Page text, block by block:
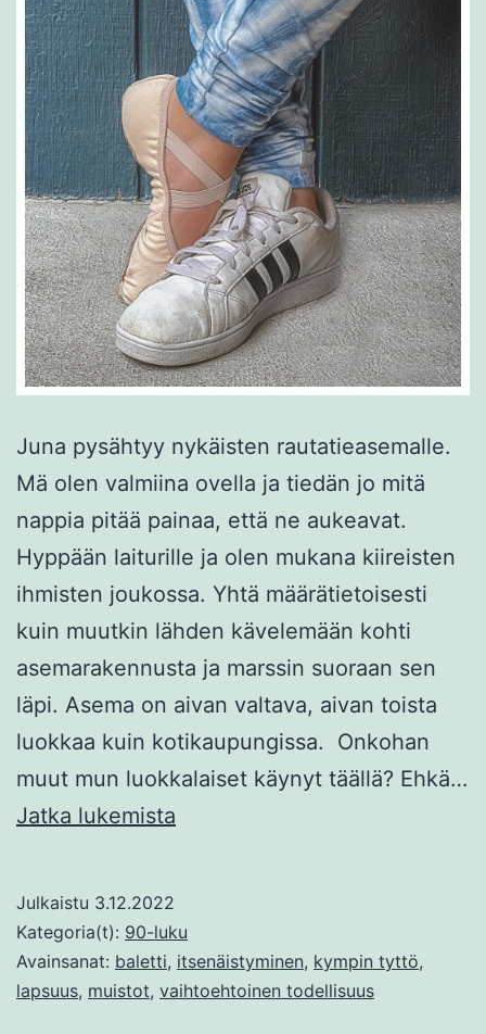
Juna pysähtyy nykäisten rautatieasemalle.
Mä olen valmiina ovella ja tiedän jo mitä
nappia pitää painaa, että ne aukeavat.
Hyppään laiturille ja olen mukana kiireisten
ihmisten joukossa. Yhtä määrätietoisesti
kuin muutkin lähden kävelemään kohti
asemarakennusta ja marssin suoraan sen
läpi. Asema on aivan valtava, aivan toista
luokkaa kuin kotikaupungissa. Onkohan
muut mun luokkalaiset käynyt täällä? Ehkä…
Jatka lukemista
Julkaistu 3.12.2022
Kategoria(t): 90-luku
Avainsanat: baletti, itsenäistyminen, kympin tyttö,
lapsuus, muistot, vaihtoehtoinen todellisuus